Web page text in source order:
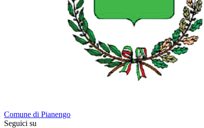
Comune di Pianengo
Seguici su